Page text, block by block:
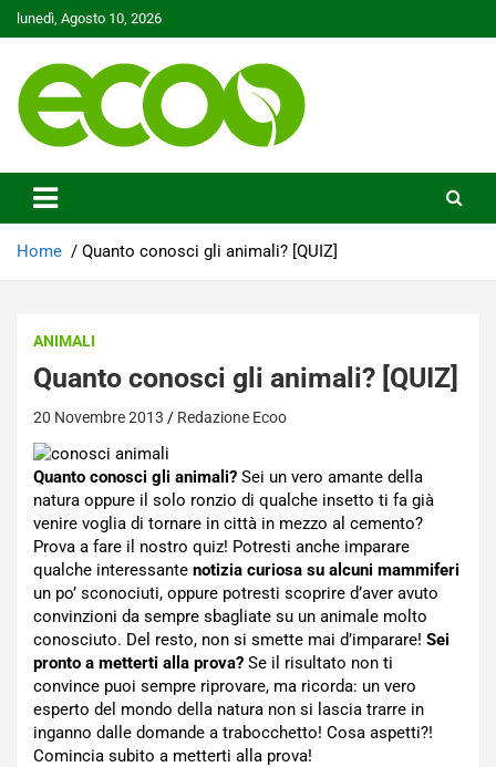
Skip
to
lunedì, Agosto 10, 2026
Ecoo.it
Home Quanto conosci gli animali? [QUIZ]
ANIMALI
Quanto conosci gli animali? [QUIZ]
20 Novembre 2013 Redazione Ecoo
Quanto conosci gli animali? Sei un vero amante della
natura oppure il solo ronzio di qualche insetto ti fa già
venire voglia di tornare in città in mezzo al cemento?
Prova a fare il nostro quiz! Potresti anche imparare
qualche interessante notizia curiosa su alcuni mammiferi
un po’ sconociuti, oppure potresti scoprire d’aver avuto
convinzioni da sempre sbagliate su un animale molto
conosciuto. Del resto, non si smette mai d’imparare! Sei
pronto a metterti alla prova? Se il risultato non ti
convince puoi sempre riprovare, ma ricorda: un vero
esperto del mondo della natura non si lascia trarre in
inganno dalle domande a trabocchetto! Cosa aspetti?!
Comincia subito a metterti alla prova!